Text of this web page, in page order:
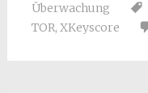
Überwachung
TOR, XKeyscore